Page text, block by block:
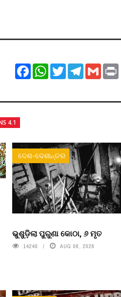
FacebookWhatsApp
TwitterTelegram
Gmail
4.1
ଦେଶ-ଦେଶାନ୍ତର
ଭୁଶୁଡ଼ିଲା ପୁରୁଣା କୋଠା, ୬ ମୃତ
14240 AUG 06, 2026